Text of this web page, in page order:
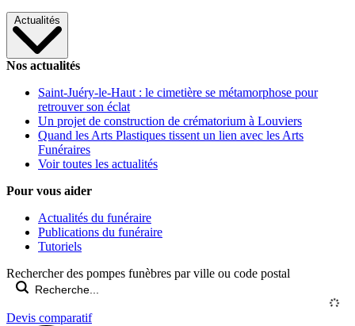
Actualités
Nos actualités
Saint-Juéry-le-Haut : le cimetière se métamorphose pour
retrouver son éclat
Un projet de construction de crématorium à Louviers
Quand les Arts Plastiques tissent un lien avec les Arts
Funéraires
Voir toutes les actualités
Pour vous aider
Actualités du funéraire
Publications du funéraire
Tutoriels
Rechercher des pompes funèbres par ville ou code postal
Devis comparatif